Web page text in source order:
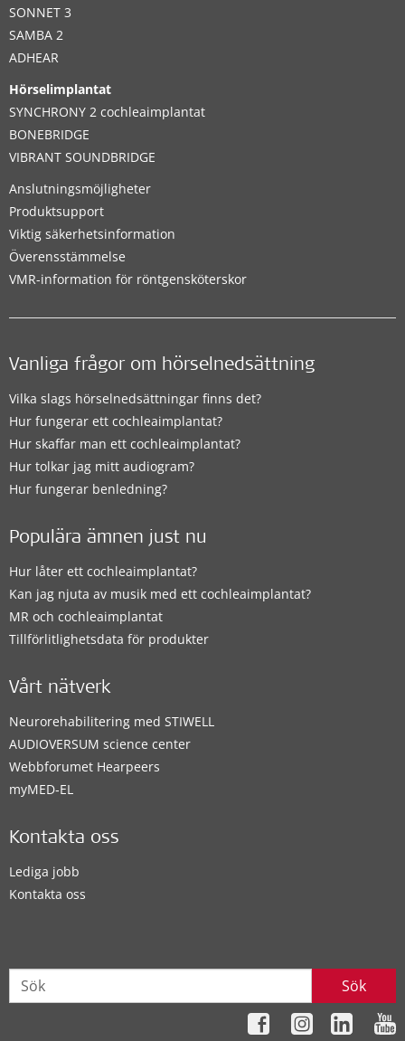
SONNET 3
SAMBA 2
ADHEAR
Hörselimplantat
SYNCHRONY 2 cochleaimplantat
BONEBRIDGE
VIBRANT SOUNDBRIDGE
Anslutningsmöjligheter
Produktsupport
Viktig säkerhetsinformation
Överensstämmelse
VMR-information för röntgensköterskor
Vanliga frågor om hörselnedsättning
Vilka slags hörselnedsättningar finns det?
Hur fungerar ett cochleaimplantat?
Hur skaffar man ett cochleaimplantat?
Hur tolkar jag mitt audiogram?
Hur fungerar benledning?
Populära ämnen just nu
Hur låter ett cochleaimplantat?
Kan jag njuta av musik med ett cochleaimplantat?
MR och cochleaimplantat
Tillförlitlighetsdata för produkter
Vårt nätverk
Neurorehabilitering med STIWELL
AUDIOVERSUM science center
Webbforumet Hearpeers
myMED‑EL
Kontakta oss
Lediga jobb
Kontakta oss
Sök